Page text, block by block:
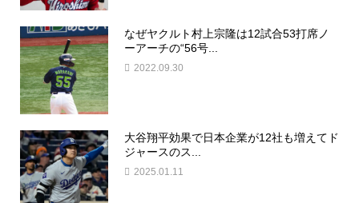
なぜヤクルト村上宗隆は12試合53打席ノ
ーアーチの“56号...
2022.09.30
大谷翔平効果で日本企業が12社も増えてド
ジャースのス...
2025.01.11